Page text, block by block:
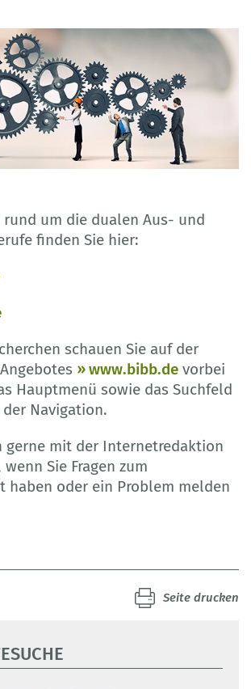
um die dualen Aus- und
finden Sie hier:
schauen Sie auf der
www.bibb.de vorbei
Hauptmenü sowie das Suchfeld
Navigation.
gerne mit der Internetredaktion
Sie Fragen zum
oder ein Problem melden
Seite drucken